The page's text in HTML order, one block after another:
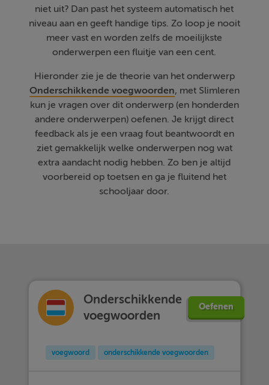
niet uit? Dan past het systeem automatisch het
niveau aan en geeft handige tips. Zo loop je nooit
meer vast en worden zelfs de moeilijkste
onderwerpen een fluitje van een cent.
Hieronder zie je de theorie van het onderwerp
Onderschikkende voegwoorden, met Slimleren
kun je vragen over dit onderwerp (en honderden
andere onderwerpen) oefenen. Je krijgt direct
feedback als je een vraag fout beantwoordt en
ziet gemakkelijk welke onderwerpen nog wat
extra aandacht nodig hebben. Zo ben je altijd
voorbereid op toetsen en ga je fluitend het
schooljaar door.
Onderschikkende
voegwoorden
Oefenen
voegwoord onderschikkende voegwoorden